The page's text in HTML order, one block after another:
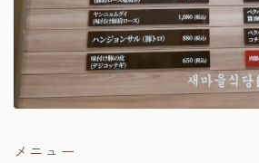
メニュー